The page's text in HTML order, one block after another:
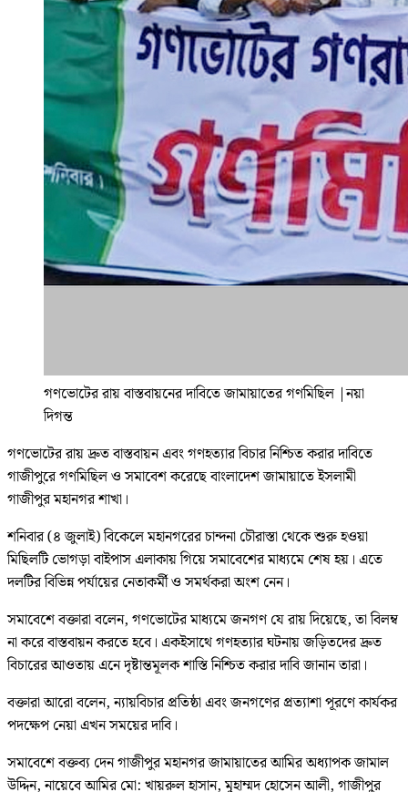
গণভোটের রায় বাস্তবায়নের দাবিতে জামায়াতের গণমিছিল |নয়া
দিগন্ত
গণভোটের রায় দ্রুত বাস্তবায়ন এবং গণহত্যার বিচার নিশ্চিত করার দাবিতে
গাজীপুরে গণমিছিল ও সমাবেশ করেছে বাংলাদেশ জামায়াতে ইসলামী
গাজীপুর মহানগর শাখা।
শনিবার (৪ জুলাই) বিকেলে মহানগরের চান্দনা চৌরাস্তা থেকে শুরু হওয়া
মিছিলটি ভোগড়া বাইপাস এলাকায় গিয়ে সমাবেশের মাধ্যমে শেষ হয়। এতে
দলটির বিভিন্ন পর্যায়ের নেতাকর্মী ও সমর্থকরা অংশ নেন।
সমাবেশে বক্তারা বলেন, গণভোটের মাধ্যমে জনগণ যে রায় দিয়েছে, তা বিলম্ব
না করে বাস্তবায়ন করতে হবে। একইসাথে গণহত্যার ঘটনায় জড়িতদের দ্রুত
বিচারের আওতায় এনে দৃষ্টান্তমূলক শাস্তি নিশ্চিত করার দাবি জানান তারা।
বক্তারা আরো বলেন, ন্যায়বিচার প্রতিষ্ঠা এবং জনগণের প্রত্যাশা পূরণে কার্যকর
পদক্ষেপ নেয়া এখন সময়ের দাবি।
সমাবেশে বক্তব্য দেন গাজীপুর মহানগর জামায়াতের আমির অধ্যাপক জামাল
উদ্দিন, নায়েবে আমির মো: খায়রুল হাসান, মুহাম্মদ হোসেন আলী, গাজীপুর